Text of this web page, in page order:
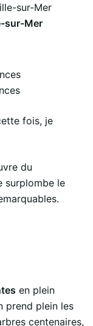
sur-Mer
fois, je
du
surplombe le
en plein
prend plein les
centenaires,